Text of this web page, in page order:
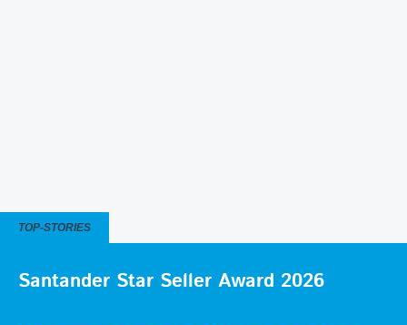
TOP-STORIES
Santander Star Seller Award 2026